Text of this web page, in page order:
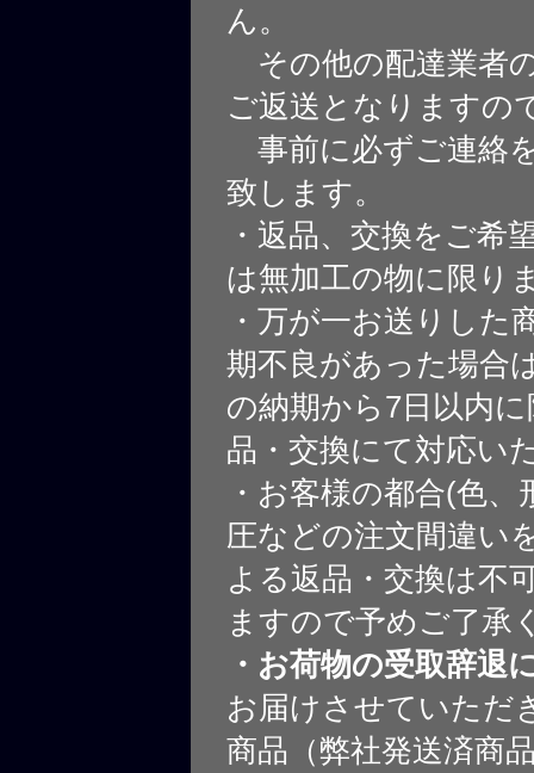
ん。
その他の配達業者
ご返送となりますの
事前に必ずご連絡
致します。
・返品、交換をご希
は無加工の物に限り
・万が一お送りした
期不良があった場合
の納期から7日以内
品・交換にて対応い
・お客様の都合(色、
圧などの注文間違い
よる返品・交換は不
ますので予めご了承
・お荷物の受取辞退
お届けさせていただ
商品（弊社発送済商